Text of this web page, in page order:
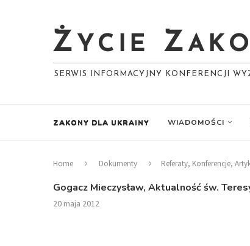
SERWIS INFORMACYJNY KONFERENCJI
ZAKONY DLA UKRAINY WIADOMOŚCI
Home Dokumenty Referaty, Konferencje,
Gogacz Mieczysław, Aktualność św.
20 maja 2012